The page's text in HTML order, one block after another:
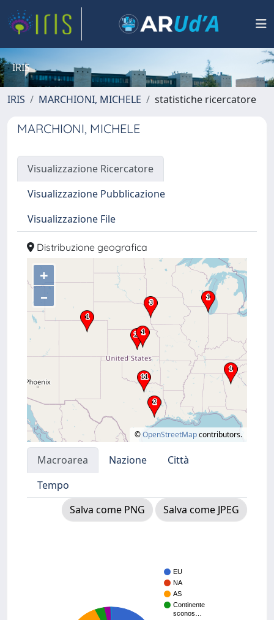
IRIS
IRIS MARCHIONI, MICHELE statistiche ricercatore
MARCHIONI, MICHELE
Visualizzazione Ricercatore
Visualizzazione Pubblicazione
Visualizzazione File
Distribuzione geografica
+
–
©OpenStreetMapcontributors.
Macroarea Nazione
Città
Tempo
Salva come PNG
Salva come JPEG
EU
NA
AS
Continente
sconos…